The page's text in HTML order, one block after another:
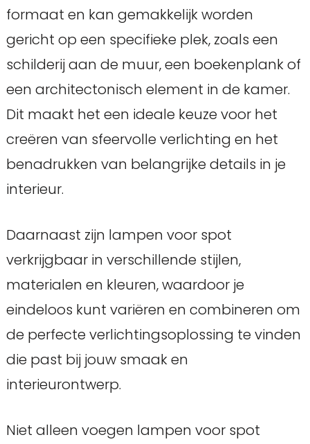
formaat en kan gemakkelijk worden
gericht op een specifieke plek, zoals een
schilderij aan de muur, een boekenplank of
een architectonisch element in de kamer.
Dit maakt het een ideale keuze voor het
creëren van sfeervolle verlichting en het
benadrukken van belangrijke details in je
interieur.
Daarnaast zijn lampen voor spot
verkrijgbaar in verschillende stijlen,
materialen en kleuren, waardoor je
eindeloos kunt variëren en combineren om
de perfecte verlichtingsoplossing te vinden
die past bij jouw smaak en
interieurontwerp.
Niet alleen voegen lampen voor spot